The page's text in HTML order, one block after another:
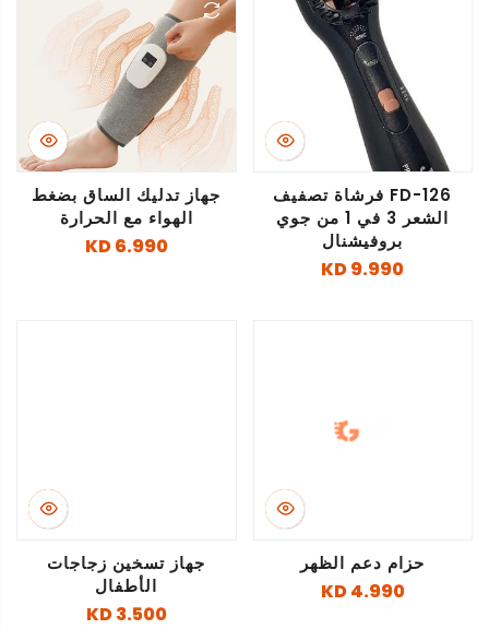
FD-126 فرشاة تصفيف
الشعر 3 في 1 من جوي
بروفيشنال
9.990 KD
جهاز تدليك الساق بضغط
الهواء مع الحرارة
6.990 KD
حزام دعم الظهر
4.990 KD
جهاز تسخين زجاجات
الأطفال
3.500 KD